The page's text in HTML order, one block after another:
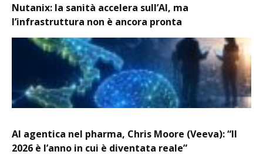
Nutanix: la sanità accelera sull’AI, ma
l’infrastruttura non è ancora pronta
AI agentica nel pharma, Chris Moore (Veeva): “Il
2026 è l’anno in cui è diventata reale”